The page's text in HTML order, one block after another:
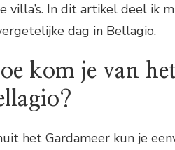
villa’s. In dit artikel deel ik
dag in Bellagio.
kom je van
het Gardameer kun je